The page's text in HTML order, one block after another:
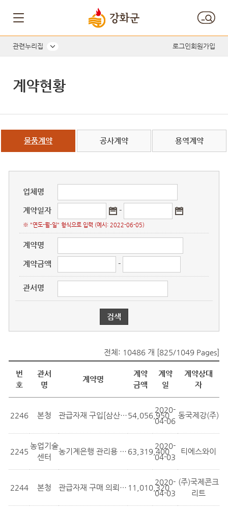
관련누리집 로그인회원가입
계약현황
물품계약 공사계약 용역계약
업체명
계약일자
※ "연도-월-일" 형식으로 입력 (예시: 2022-06-05)
-
계약명
계약금액 -
관서명
전체: 10486 개 [825/1049 Pages]
번
호
관서
명
계약명
계약
금액
계약
일
계약상대
자
2246 본청 관급자재 구입[삼산202호선(송가교회~상...54,056,950
2020-
04-06
동국제강(주)
2245
농업기술
센터
농기계은행 관리용 장비-지게차 구입 63,319,400
2020-
04-03
티에스와이
2244 본청 관급자재 구매 의뢰[장화2리 보행환경 ... 11,010,320
2020-
04-03
(주)국제콘크
리트